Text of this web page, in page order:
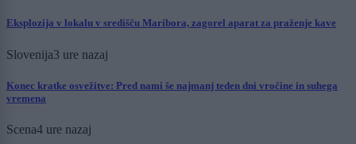
Eksplozija v lokalu v središču Maribora, zagorel aparat za praženje kave
Slovenija3 ure nazaj
Konec kratke osvežitve: Pred nami še najmanj teden dni vročine in suhega
vremena
Scena4 ure nazaj